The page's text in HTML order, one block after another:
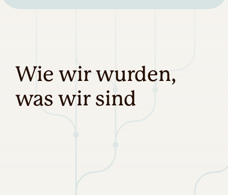
Wie wir wurden,
was wir sind